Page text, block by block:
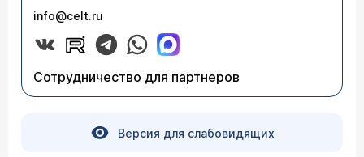
info@celt.ru
Сотрудничество для партнеров
Версия для слабовидящих